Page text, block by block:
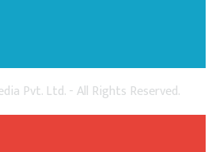
Pvt. Ltd. - All Rights Reserved.